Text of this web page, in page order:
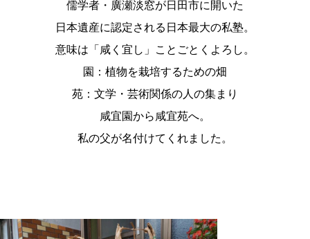
儒学者・廣瀬淡窓が日田市に開いた
日本遺産に認定される日本最大の私塾。
意味は「咸く宜し」ことごとくよろし。
園：植物を栽培するための畑
苑：文学・芸術関係の人の集まり
咸宜園から咸宜苑へ。
私の父が名付けてくれました。